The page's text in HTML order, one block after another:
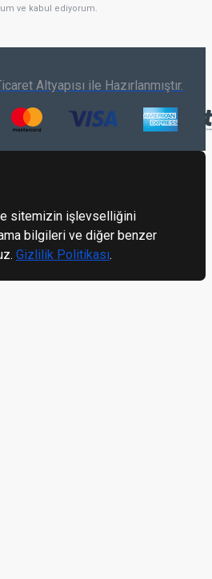
ve kabul ediyorum.
Altyapısı ile Hazırlanmıştır.
sitemizin işlevselliğini
bilgileri ve diğer benzer
Gizlilik Politikası.